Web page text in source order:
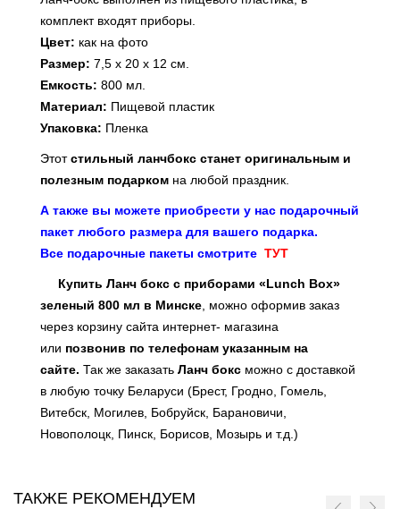
комплект входят приборы.
Цвет: как на фото
Размер: 7,5 х 20 х 12 см.
Емкость: 800 мл.
Материал: Пищевой пластик
Упаковка: Пленка
Этотстильный ланчбокс станет оригинальным и
полезным подарком на любой праздник.
А также вы можете приобрести у нас подарочный
пакет любого размера для вашего подарка.
Все подарочные пакеты смотрите ТУТ
Купить Ланч бокс c приборами «Lunch Box»
зеленый 800 мл в Минске, можно оформив заказ
через корзину сайта интернет- магазина
или позвонив по телефонам указанным на
сайте. Так же заказать Ланч бокс можно с доставкой
в любую точку Беларуси (Брест, Гродно, Гомель,
Витебск, Могилев, Бобруйск, Барановичи,
Новополоцк, Пинск, Борисов, Мозырь и т.д.)
ТАКЖЕ РЕКОМЕНДУЕМ